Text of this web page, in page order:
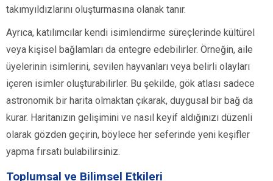
takımyıldızlarını oluşturmasına olanak tanır.
Ayrıca, katılımcılar kendi isimlendirme süreçlerinde kültürel
veya kişisel bağlamları da entegre edebilirler. Örneğin, aile
üyelerinin isimlerini, sevilen hayvanları veya belirli olayları
içeren isimler oluşturabilirler. Bu şekilde, gök atlası sadece
astronomik bir harita olmaktan çıkarak, duygusal bir bağ da
kurar. Haritanızın gelişimini ve nasıl keyif aldığınızı düzenli
olarak gözden geçirin, böylece her seferinde yeni keşifler
yapma fırsatı bulabilirsiniz.
Toplumsal ve Bilimsel Etkileri